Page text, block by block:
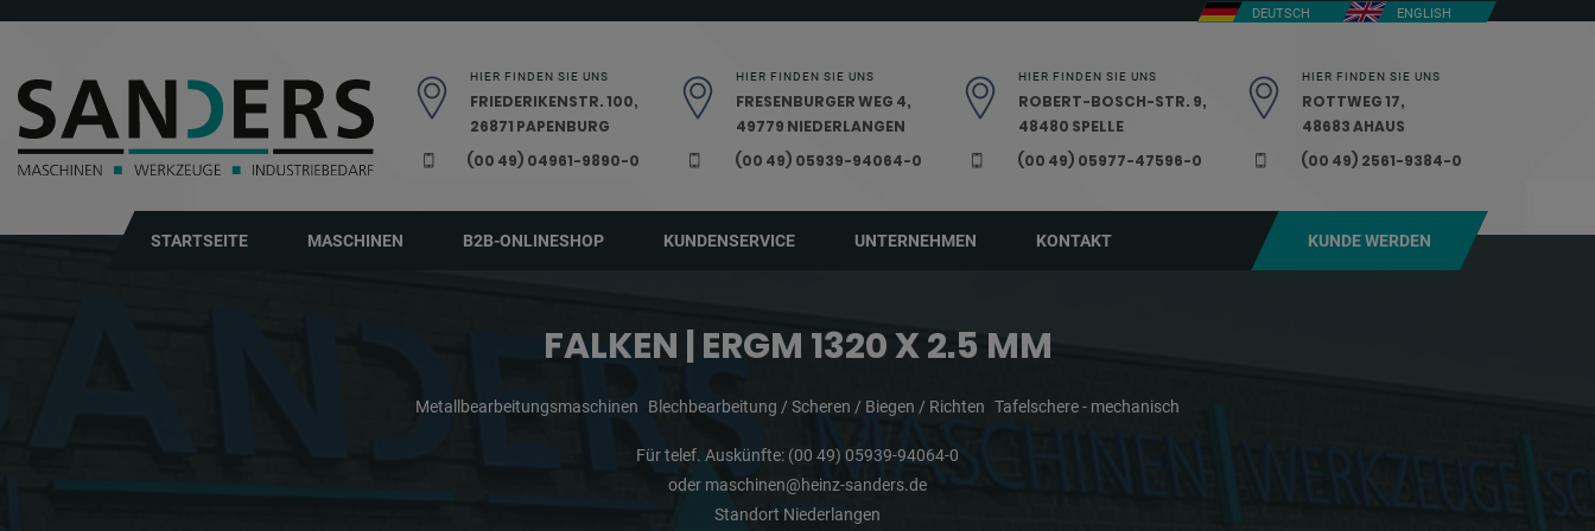
DEUTSCH ENGLISH
HIER FINDEN SIE UNS
FRIEDERIKENSTR. 100,
26871 PAPENBURG
(00 49) 04961-9890-0
HIER FINDEN SIE UNS
FRESENBURGER WEG 4,
49779 NIEDERLANGEN
(00 49) 05939-94064-0
HIER FINDEN SIE UNS
ROBERT-BOSCH-STR. 9,
48480 SPELLE
(00 49) 05977-47596-0
HIER FINDEN SIE UNS
ROTTWEG 17,
48683 AHAUS
(00 49) 2561-9384-0
STARTSEITE MASCHINEN B2B-ONLINESHOP KUNDENSERVICE UNTERNEHMEN KONTAKT KUNDE WERDEN
FALKEN | ERGM 1320 X 2.5 MM
Metallbearbeitungsmaschinen Blechbearbeitung / Scheren / Biegen / Richten Tafelschere - mechanisch
Für telef. Auskünfte: (00 49) 05939-94064-0
oder maschinen@heinz-sanders.de
Standort Niederlangen